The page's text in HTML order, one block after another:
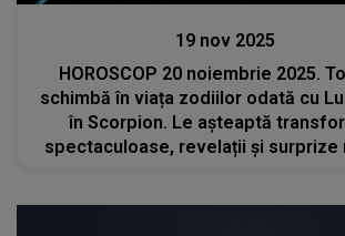
19 nov 2025
HOROSCOP 20 noiembrie 2025.
schimbă în viața zodiilor odată cu
în Scorpion. Le așteaptă
spectaculoase, revelații și surprize